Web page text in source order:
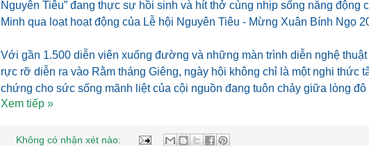
Nguyên Tiêu” đang thực sự hồi sinh và hít thở cùng nhịp sống năng động
Minh qua loạt hoạt động của Lễ hội Nguyên Tiêu - Mừng Xuân Bính Ngọ
Với gần 1.500 diễn viên xuống đường và những màn trình diễn nghệ
rực rỡ diễn ra vào Rằm tháng Giêng, ngày hội không chỉ là một nghi thức
chứng cho sức sống mãnh liệt của cội nguồn đang tuôn chảy giữa lòng đô
Xem tiếp »
Không có nhận xét nào: